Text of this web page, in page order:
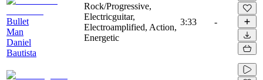
Bullet
Man
Daniel
Bautista
Rock/Progressive,
Electricguitar,
Electroamplified, Action,
Energetic
3:33 -